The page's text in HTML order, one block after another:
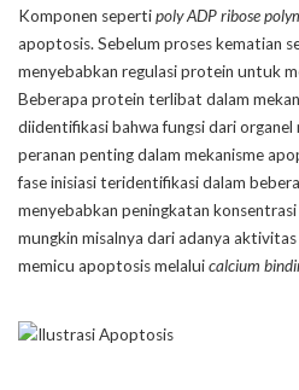
Komponen sepertipoly ADP ribose
apoptosis. Sebelum proses kematian
menyebabkan regulasi protein untuk
Beberapa protein terlibat dalam
diidentifikasi bahwa fungsi dari
peranan penting dalam mekanisme
fase inisiasi teridentifikasi dalam
menyebabkan peningkatan
mungkin misalnya dari adanya
memicu apoptosis melaluicalcium